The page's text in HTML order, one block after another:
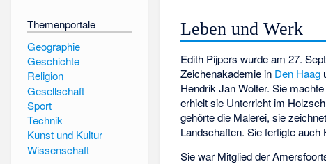
Themenportale
Geographie
Geschichte
Religion
Gesellschaft
Sport
Technik
Kunst und Kultur
Wissenschaft
Leben und Werk
Edith Pijpers wurde am 27.
Zeichenakademie in Den Haag
Hendrik Jan Wolter. Sie
erhielt sie Unterricht im
gehörte die Malerei, sie
Landschaften. Sie fertigte auch
Sie war Mitglied der